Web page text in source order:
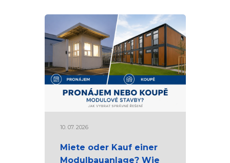
10. 07. 2026
Miete oder Kauf einer
Modulbauanlage? Wie